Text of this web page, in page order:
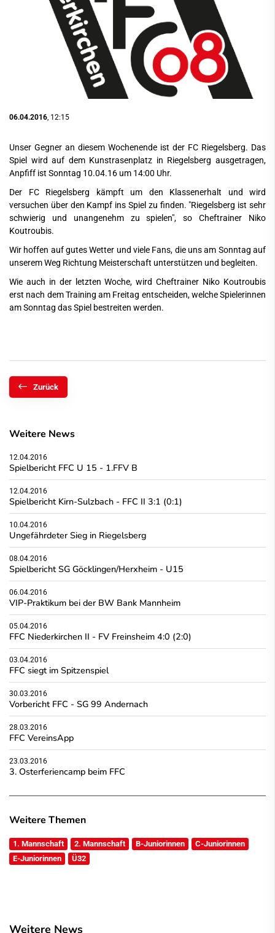
06.04.2016 , 12:15
Unser Gegner an diesem Wochenende ist der FC Riegelsberg. Das
Spiel wird auf dem Kunstrasenplatz in Riegelsberg ausgetragen,
Anpfiff ist Sonntag 10.04.16 um 14:00 Uhr.
Der FC Riegelsberg kämpft um den Klassenerhalt und wird
versuchen über den Kampf ins Spiel zu finden. "Riegelsberg ist sehr
schwierig und unangenehm zu spielen", so Cheftrainer Niko
Koutroubis.
Wir hoffen auf gutes Wetter und viele Fans, die uns am Sonntag auf
unserem Weg Richtung Meisterschaft unterstützen und begleiten.
Wie auch in der letzten Woche, wird Cheftrainer Niko Koutroubis
erst nach dem Training am Freitag entscheiden, welche Spielerinnen
am Sonntag das Spiel bestreiten werden.
Zurück
Weitere News
12.04.2016
Spielbericht FFC U 15 - 1.FFV B
12.04.2016
Spielbericht Kirn-Sulzbach - FFC II 3:1 (0:1)
10.04.2016
Ungefährdeter Sieg in Riegelsberg
08.04.2016
Spielbericht SG Göcklingen/Herxheim - U15
06.04.2016
VIP-Praktikum bei der BW Bank Mannheim
05.04.2016
FFC Niederkirchen II - FV Freinsheim 4:0 (2:0)
03.04.2016
FFC siegt im Spitzenspiel
30.03.2016
Vorbericht FFC - SG 99 Andernach
28.03.2016
FFC VereinsApp
23.03.2016
3. Osterferiencamp beim FFC
Weitere Themen
1. Mannschaft 2. Mannschaft B-Juniorinnen
C-Juniorinnen
E-Juniorinnen
Ü32
Weitere News